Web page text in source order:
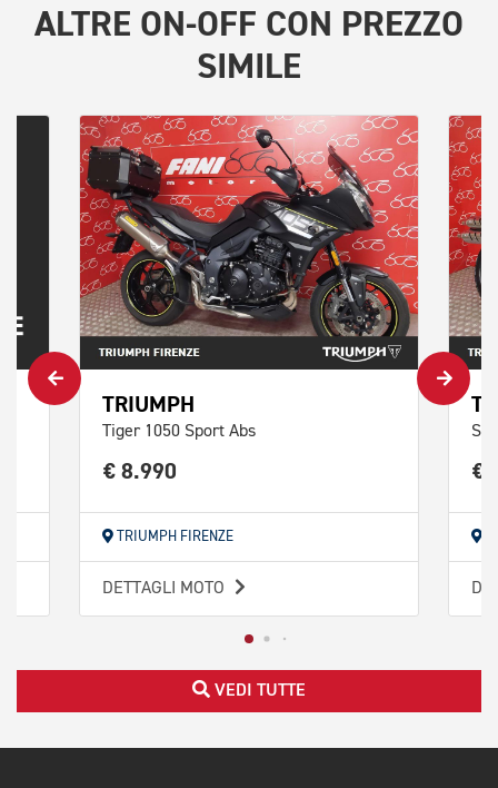
ALTRE ON-OFF CON PREZZO
SIMILE
TRIUMPH
Tiger 1050 Sport Abs
€ 8.990
TRIUMPH FIRENZE
DETTAGLI MOTO
€
VEDI TUTTE